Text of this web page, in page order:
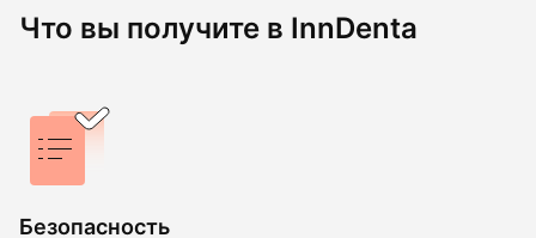
Что вы получите в InnDenta
Безопасность